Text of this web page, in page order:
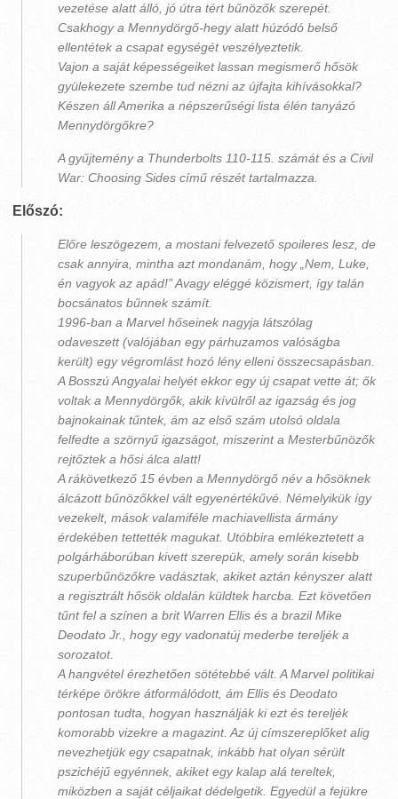
vezetése alatt álló, jó útra tért bűnözők szerepét.
Csakhogy a Mennydörgő-hegy alatt húzódó belső
ellentétek a csapat egységét veszélyeztetik.
Vajon a saját képességeiket lassan megismerő hősök
gyülekezete szembe tud nézni az újfajta kihívásokkal?
Készen áll Amerika a népszerűségi lista élén tanyázó
Mennydörgőkre?
A gyűjtemény a Thunderbolts 110-115. számát és a Civil
War: Choosing Sides című részét tartalmazza.
Előszó:
Előre leszögezem, a mostani felvezető spoileres lesz, de
csak annyira, mintha azt mondanám, hogy „Nem, Luke,
én vagyok az apád!” Avagy eléggé közismert, így talán
bocsánatos bűnnek számít.
1996-ban a Marvel hőseinek nagyja látszólag
odaveszett (valójában egy párhuzamos valóságba
került) egy végromlást hozó lény elleni összecsapásban.
A Bosszú Angyalai helyét ekkor egy új csapat vette át; ők
voltak a Mennydörgők, akik kívülről az igazság és jog
bajnokainak tűntek, ám az első szám utolsó oldala
felfedte a szörnyű igazságot, miszerint a Mesterbűnözők
rejtőztek a hősi álca alatt!
A rákövetkező 15 évben a Mennydörgő név a hősöknek
álcázott bűnözőkkel vált egyenértékűvé. Némelyikük így
vezekelt, mások valamiféle machiavellista ármány
érdekében tettették magukat. Utóbbira emlékeztetett a
polgárháborúban kivett szerepük, amely során kisebb
szuperbűnözőkre vadásztak, akiket aztán kényszer alatt
a regisztrált hősök oldalán küldtek harcba. Ezt követően
tűnt fel a színen a brit Warren Ellis és a brazil Mike
Deodato Jr., hogy egy vadonatúj mederbe tereljék a
sorozatot.
A hangvétel érezhetően sötétebbé vált. A Marvel politikai
térképe örökre átformálódott, ám Ellis és Deodato
pontosan tudta, hogyan használják ki ezt és tereljék
komorabb vizekre a magazint. Az új címszereplőket alig
nevezhetjük egy csapatnak, inkább hat olyan sérült
pszichéjű egyénnek, akiket egy kalap alá tereltek,
miközben a saját céljaikat dédelgetik. Egyedül a fejükre